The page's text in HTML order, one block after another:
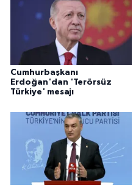
Cumhurbaşkanı
Erdoğan'dan 'Terörsüz
Türkiye' mesajı